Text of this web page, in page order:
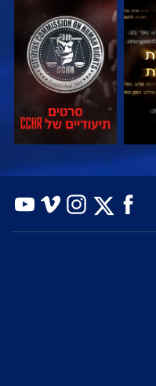
צפה
בדוק את הסדרה